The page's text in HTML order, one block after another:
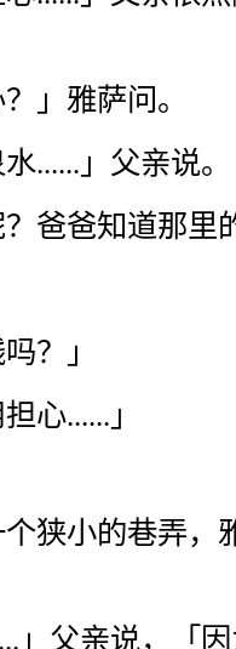
」雅萨问。
......」父亲说。
？爸爸知道那里
？」
心......」
狭小的巷弄，
」父亲说，「